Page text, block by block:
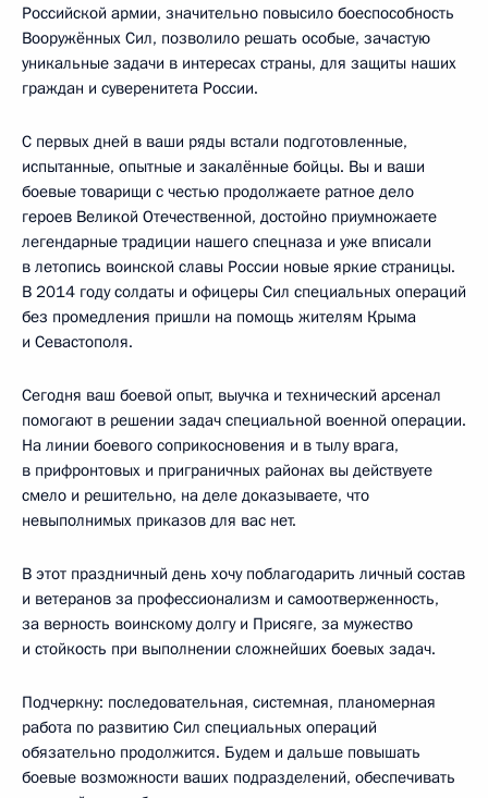
Российской армии, значительно повысило боеспособность
Вооружённых Сил, позволило решать особые, зачастую
уникальные задачи в интересах страны, для защиты наших
граждан и суверенитета России.
С первых дней в ваши ряды встали подготовленные,
испытанные, опытные и закалённые бойцы. Вы и ваши
боевые товарищи с честью продолжаете ратное дело
героев Великой Отечественной, достойно приумножаете
легендарные традиции нашего спецназа и уже вписали
в летопись воинской славы России новые яркие страницы.
В 2014 году солдаты и офицеры Сил специальных операций
без промедления пришли на помощь жителям Крыма
и Севастополя.
Сегодня ваш боевой опыт, выучка и технический арсенал
помогают в решении задач специальной военной операции.
На линии боевого соприкосновения и в тылу врага,
в прифронтовых и приграничных районах вы действуете
смело и решительно, на деле доказываете, что
невыполнимых приказов для вас нет.
В этот праздничный день хочу поблагодарить личный состав
и ветеранов за профессионализм и самоотверженность,
за верность воинскому долгу и Присяге, за мужество
и стойкость при выполнении сложнейших боевых задач.
Подчеркну: последовательная, системная, планомерная
работа по развитию Сил специальных операций
обязательно продолжится. Будем и дальше повышать
боевые возможности ваших подразделений, обеспечивать